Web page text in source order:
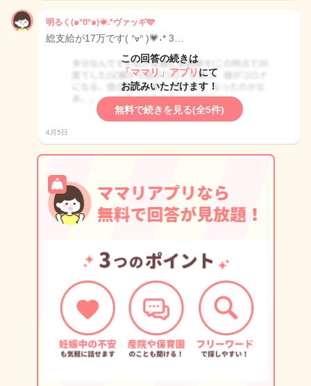
明るく(๑ᐢꇴᐢ๑)☀.*ヴァッギ‪🩵
総支給が17万です( ᐢᢦᐢ )💗˖* 3…
この回答の続きは
「ママリ」アプリ にて
お読みいただけます！
無料で続きを見る(全5件)
4月5日